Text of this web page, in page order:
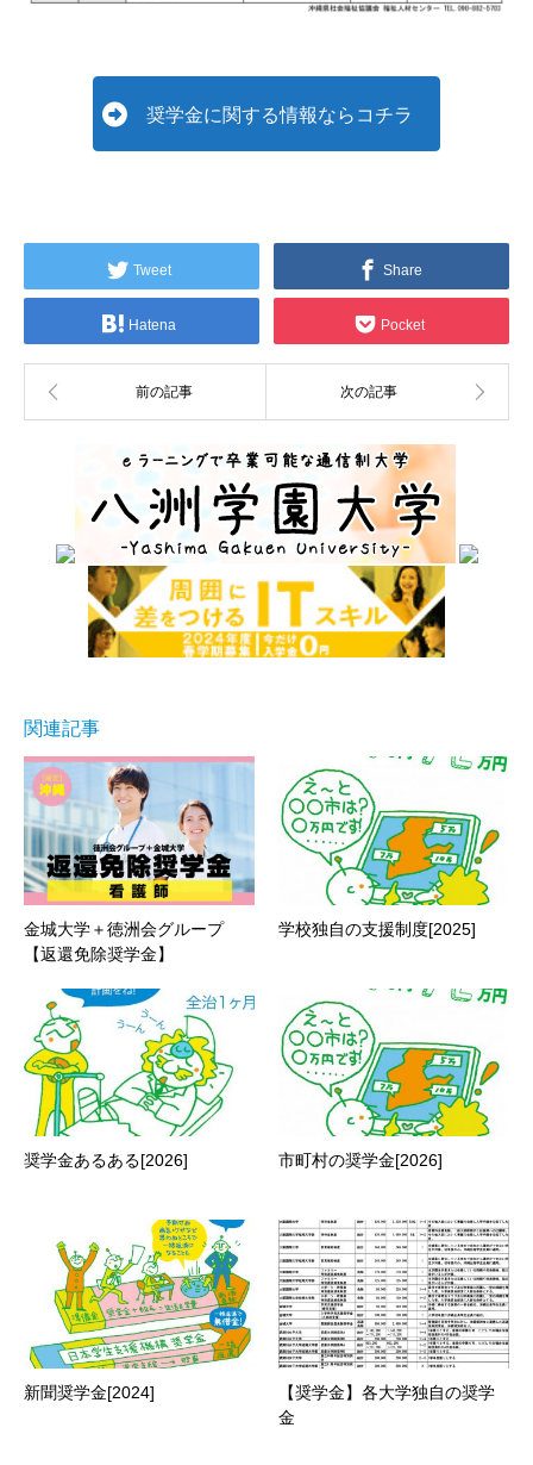
奨学金に関する情報ならコチラ
Tweet Share
Hatena Pocket
関連記事
金城大学＋徳洲会グループ
【返還免除奨学金】
学校独自の支援制度[2025]
奨学金あるある[2026] 市町村の奨学金[2026]
新聞奨学金[2024]
【奨学金】各大学独自の奨学
金